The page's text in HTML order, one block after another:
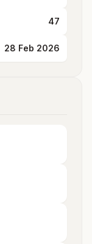
47
28 Feb 2026